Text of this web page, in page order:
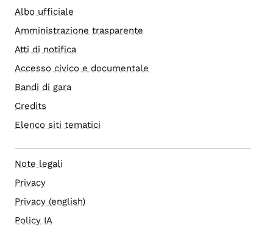
Albo ufficiale
Amministrazione trasparente
Atti di notifica
Accesso civico e documentale
Bandi di gara
Credits
Elenco siti tematici
Note legali
Privacy
Privacy (english)
Policy IA